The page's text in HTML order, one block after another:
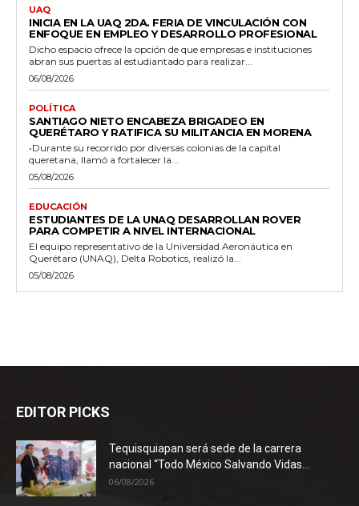
UAQ
INICIA EN LA UAQ 2DA. FERIA DE VINCULACIÓN CON
ENFOQUE EN EMPLEO Y DESARROLLO PROFESIONAL
Dicho espacio ofrece la opción de que empresas e instituciones
abran sus puertas al estudiantado para realizar...
06/08/2026
POLÍTICA
SANTIAGO NIETO ENCABEZA BRIGADEO EN
QUERÉTARO Y RATIFICA SU MILITANCIA EN MORENA
•Durante su recorrido por diversas colonias de la capital
queretana, llamó a fortalecer la...
05/08/2026
EDUCACIÓN
ESTUDIANTES DE LA UNAQ DESARROLLAN ROVER
PARA COMPETIR A NIVEL INTERNACIONAL
El equipo representativo de la Universidad Aeronáutica en
Querétaro (UNAQ), Delta Robotics, realizó la...
05/08/2026
EDITOR PICKS
Tequisquiapan será sede de la carrera
nacional “Todo México Salvando Vidas...
06/08/2026